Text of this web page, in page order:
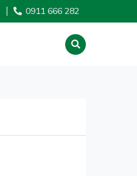
0911 666 282